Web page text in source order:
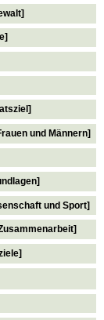
und Männern]
und Sport]